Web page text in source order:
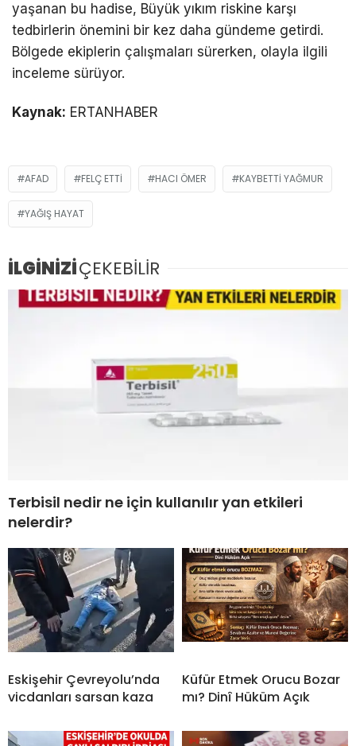
yaşanan bu hadise, Büyük yıkım riskine karşı
tedbirlerin önemini bir kez daha gündeme getirdi.
Bölgede ekiplerin çalışmaları sürerken, olayla ilgili
inceleme sürüyor.
Kaynak: ERTANHABER
AFAD FELÇ ETTI HACI ÖMER KAYBETTI YAĞMUR
YAĞIŞ HAYAT
İLGİNİZİÇEKEBİLİR
Terbisil nedir ne için kullanılır yan etkileri
nelerdir?
Eskişehir Çevreyolu’nda
vicdanları sarsan kaza
Küfür Etmek Orucu Bozar
mı? Dinî Hüküm Açık